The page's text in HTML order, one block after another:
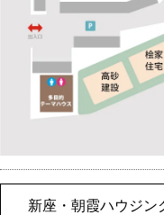
新座・朝霞ハウジン